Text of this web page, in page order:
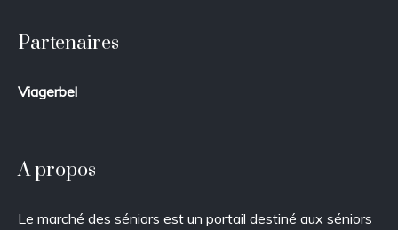
Partenaires
Viagerbel
A propos
Le marché des séniors est un portail destiné aux séniors